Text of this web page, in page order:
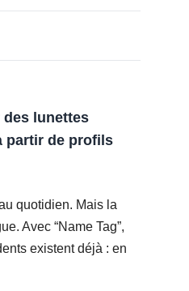
des lunettes
partir de profils
quotidien. Mais la
Avec “Name Tag”,
existent déjà : en